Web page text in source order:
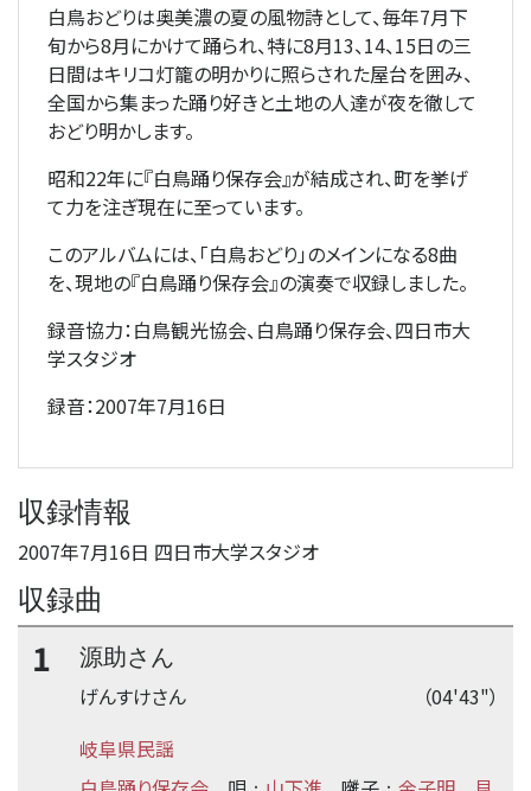
白鳥おどりは奥美濃の夏の風物詩として、毎年7月下
旬から8月にかけて踊られ、特に8月13、14、15日の三
日間はキリコ灯籠の明かりに照らされた屋台を囲み、
全国から集まった踊り好きと土地の人達が夜を徹して
おどり明かします。
昭和22年に『白鳥踊り保存会』が結成され、町を挙げ
て力を注ぎ現在に至っています。
このアルバムには、「白鳥おどり」のメインになる8曲
を、現地の『白鳥踊り保存会』の演奏で収録しました。
録音協力：白鳥観光協会、白鳥踊り保存会、四日市大
学スタジオ
録音：2007年7月16日
収録情報
2007年7月16日 四日市大学スタジオ
収録曲
1
源助さん
（04'43"）
げんすけさん
岐阜県民謡